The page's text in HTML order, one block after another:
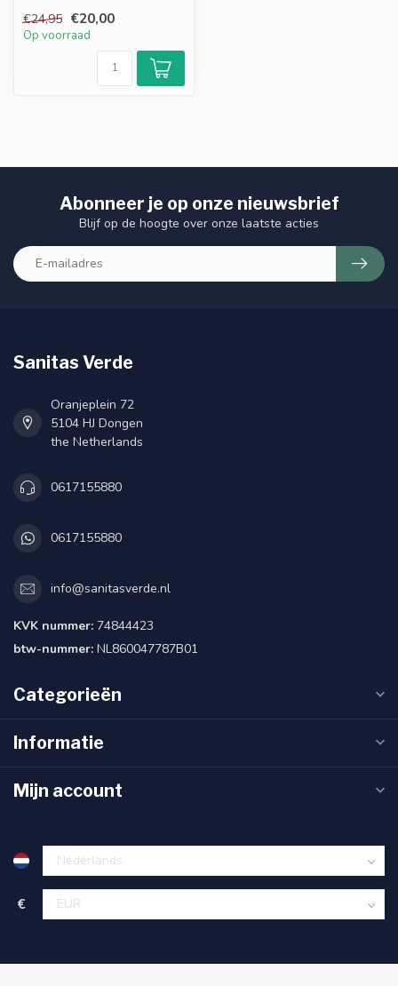
quercetine...
€24,95 €20,00
Op voorraad
Abonneer je op onze nieuwsbrief
Blijf op de hoogte over onze laatste acties
Sanitas Verde
Oranjeplein 72
5104 HJ Dongen
the Netherlands
0617155880
0617155880
info@sanitasverde.nl
KVK nummer: 74844423
btw-nummer: NL860047787B01
Categorieën
Informatie
Mijn account
€